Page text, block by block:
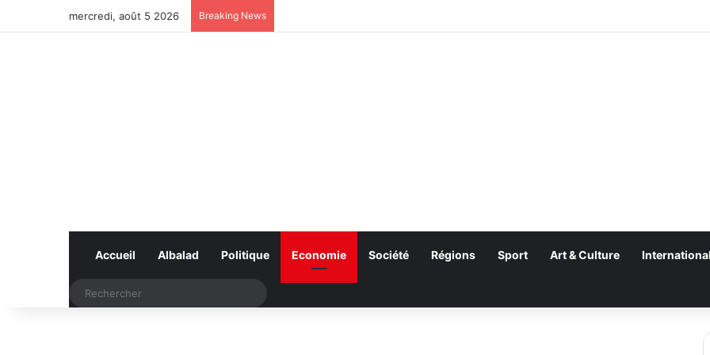
mercredi, août 5 2026 Breaking News
Accueil Albalad Politique Economie Société Régions Sport Art & Culture International